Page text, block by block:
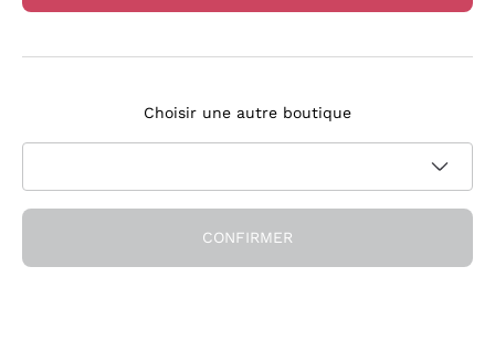
Nos Favoris
Des bouteilles qui nous ont convaincus
Choisir une autre boutique
CONFIRMER